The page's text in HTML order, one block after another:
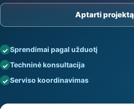
Aptarti projektą
Sprendimai pagal užduotį
Techninė konsultacija
Serviso koordinavimas